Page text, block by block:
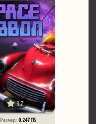
3.7
Размер:0.247 ГБ